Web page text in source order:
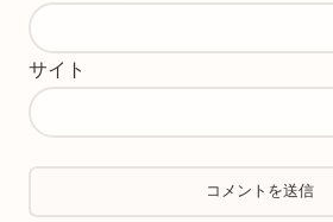
サイト